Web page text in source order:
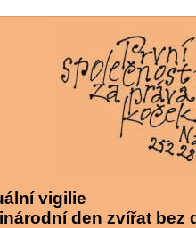
vigilie
den zvířat bez